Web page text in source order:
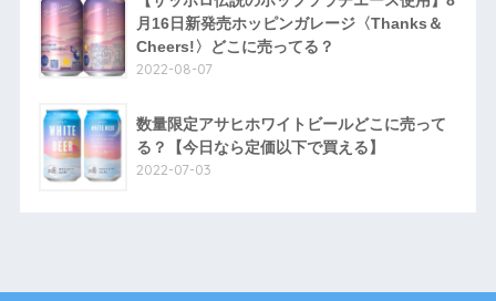
月16日新発売ホッピンガレージ〈Thanks＆
Cheers!〉どこに売ってる？
2022-08-07
数量限定アサヒホワイトビールどこに売って
る？【今日なら定価以下で買える】
2022-07-03